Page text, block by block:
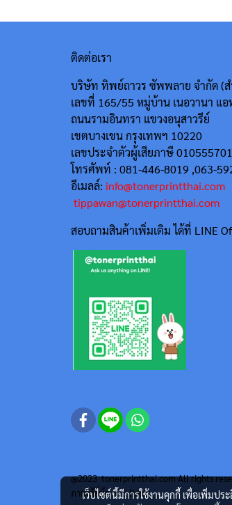
ติดต่อเรา
บริษัท ทิพย์ถาวร ซัพพลาย จำกัด (
เลขที่ 165/55 หมู่บ้าน เนอวานา แ
ถนนรามอินทรา แขวงอนุสาวรีย์
เขตบางเขน กรุงเทพฯ 10220
เลขประจำตัวผู้เสียภาษี
โทรศัพท์ : 081-446-8019 ,063-
อีเมลล์: info@tonerprintthai.com
tippawan@tonerprintthai.com
สอบถามสินค้าเพิ่มเติม ได้ที่ LINE
@2023 tonerprintthai.com All rights
ภายใต้ยี่ห้อ TTS Print
เว็บไซต์นี้มีการใช้งานคุกกี้ เพื่อเพิ่มป